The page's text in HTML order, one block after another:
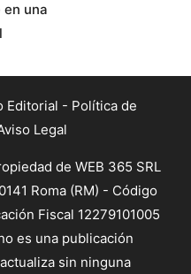
una
Editorial - Política de
Legal
de WEB 365 SRL
Roma (RM) - Código
Fiscal 12279101005
es una publicación
sin ninguna